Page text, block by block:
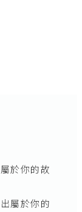
於你的故
屬於你的